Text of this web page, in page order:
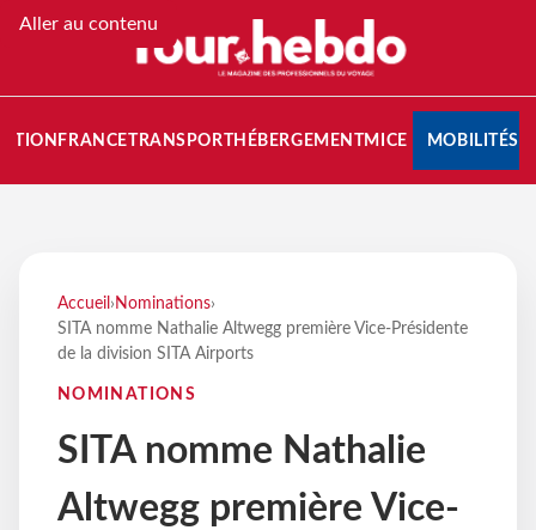
Aller au contenu
FRANCETRANSPORT HÉBERGEMENTMICE MOBILITÉS
Accueil › Nominations›
SITA nomme Nathalie Altwegg première Vice-Présidente
de la division SITA Airports
NOMINATIONS
SITA nomme Nathalie
Altwegg première Vice-